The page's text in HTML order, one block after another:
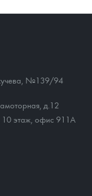
№139/94
д.12
10 этаж, офис 911А